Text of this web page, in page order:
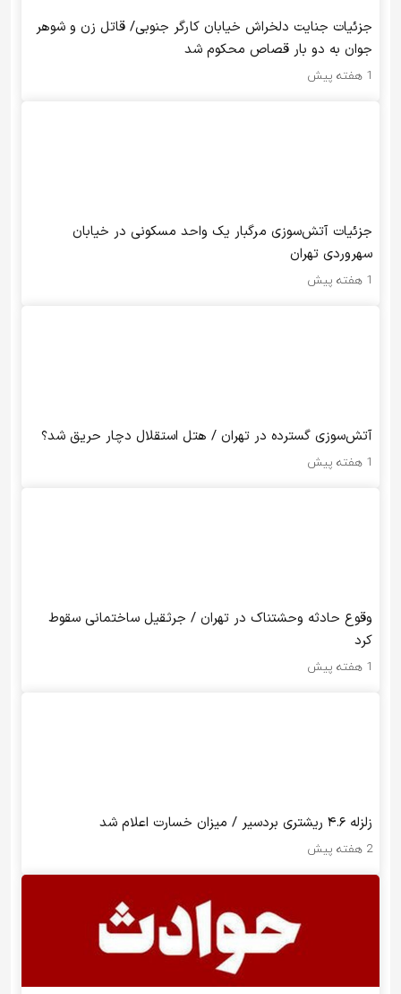
جزئیات جنایت دلخراش خیابان کارگر جنوبی/ قاتل زن و شوهر
جوان به دو بار قصاص محکوم شد
1 هفته پیش
جزئیات آتش‌سوزی مرگبار یک واحد مسکونی در خیابان
سهروردی تهران
1 هفته پیش
آتش‌سوزی گسترده در تهران / هتل استقلال دچار حریق شد؟
1 هفته پیش
وقوع حادثه وحشتناک در تهران / جرثقیل ساختمانی سقوط
کرد
1 هفته پیش
زلزله ۴.۶ ریشتری بردسیر / میزان خسارت اعلام شد
2 هفته پیش